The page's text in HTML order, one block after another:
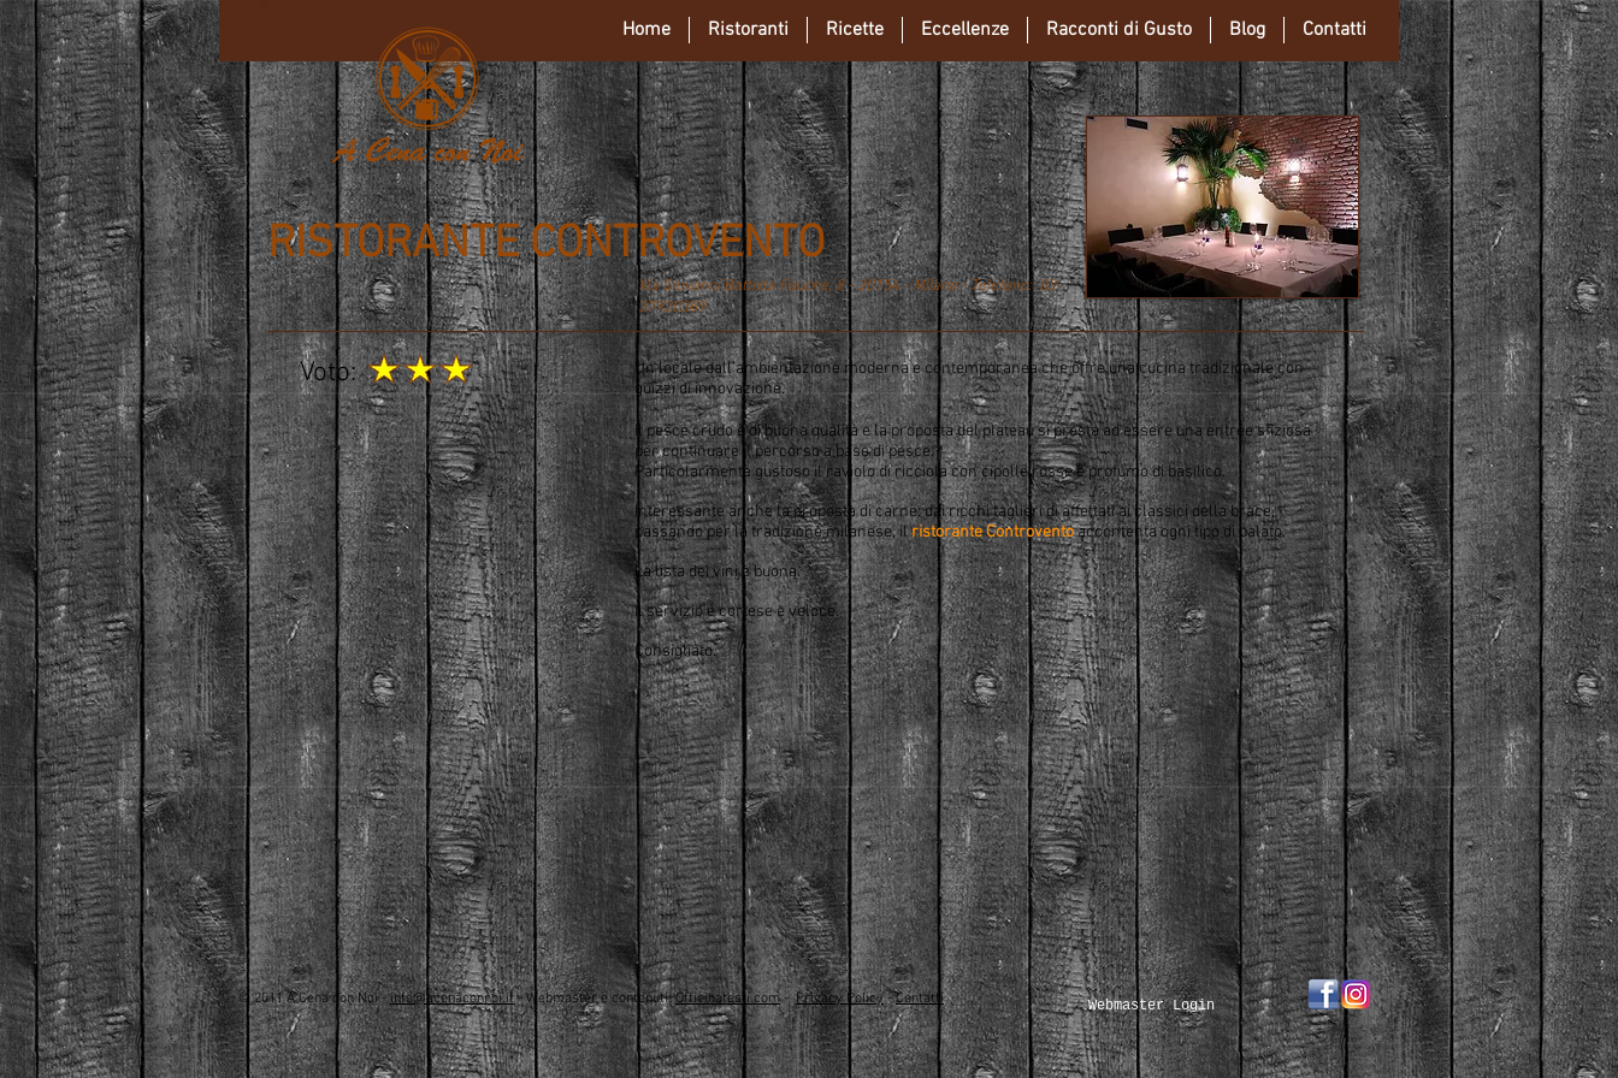
Home Ristoranti Ricette Eccellenze Racconti di Gusto Blog Contatti
RISTORANTE CONTROVENTO
Via Giovanni Battista Fauchè, 8 - 20154 - Milano - Telefono: 02-
37920389
Voto:
Un locale dall'ambientazione moderna e contemporanea che offre una cucina tradizionale con
guizzi di innovazione.
Il pesce crudo è di buona qualità e la proposta del plateau si presta ad essere una entrée sfiziosa
per continuare il percorso a base di pesce.
Particolarmente gustoso il raviolo di ricciola con cipolle rosse e profumo di basilico.
Interessante anche la proposta di carne: dai ricchi taglieri di affettati ai classici della brace,
passando per la tradizione milanese, ilristorante Controventoaccontenta ogni tipo di palato.
La lista dei vini è buona.
Il servizio è cortese e veloce.
Consigliato.
​© 2011 A Cena con Noi - info@acenaconnoi.it- Webmaster e contenuti:Officinatesti.com-Privacy Policy-Contatti Webmaster Login